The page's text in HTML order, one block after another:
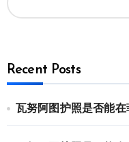
Recent Posts
瓦努阿图护照是否能